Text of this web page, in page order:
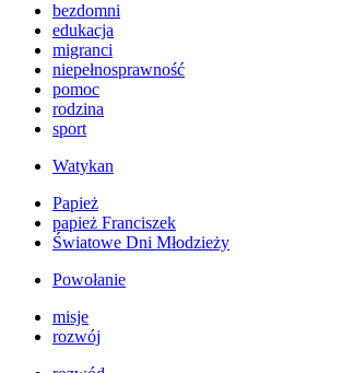
bezdomni
edukacja
migranci
niepełnosprawność
pomoc
rodzina
sport
Watykan
Papież
papież Franciszek
Światowe Dni Młodzieży
Powołanie
misje
rozwój